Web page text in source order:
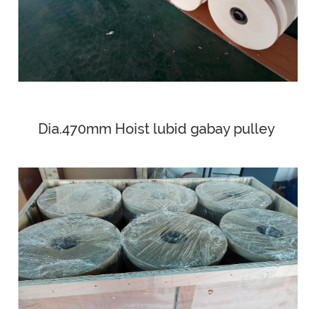
Dia.470mm Hoist lubid gabay pulley